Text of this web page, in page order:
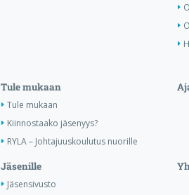
Tule mukaan
Tule mukaan
Kiinnostaako jäsenyys?
RYLA – Johtajuuskoulutus nuorille
Jäsenille
Jäsensivusto